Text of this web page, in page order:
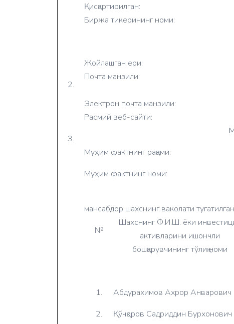
Қисқартирилган:
Биржа тикерининг номи:
2.
Жойлашган ери:
Почта манзили:
Электрон почта манзили:
Расмий веб-сайти:
3.
Муҳим фактнинг рақами:
Муҳим фактнинг номи:
мансабдор шахснинг ваколати
№
Шахснинг Ф.И.Ш. ёки
активларини ишончли
бошқарувчининг тўлиқ номи
1.
Абдурахимов Ахрор Анварович
2.
Қўчқоров Садриддин Бурхонович